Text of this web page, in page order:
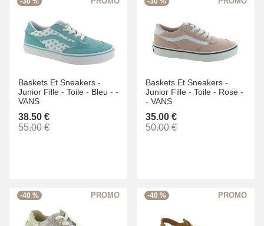
Baskets Et Sneakers -
Junior Fille - Toile - Bleu - -
VANS
38.50 €
55.00 €
Baskets Et Sneakers -
Junior Fille - Toile - Rose -
- VANS
35.00 €
50.00 €
-40 % -40 %